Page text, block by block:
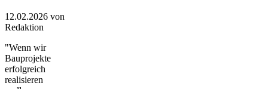
12.02.2026 von
Redaktion
"Wenn wir
Bauprojekte
erfolgreich
realisieren